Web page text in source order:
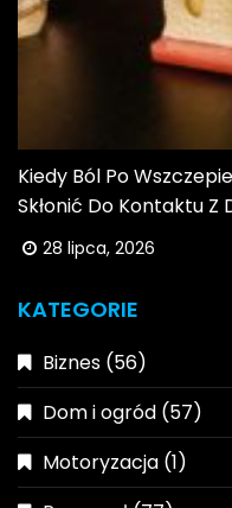
Kiedy Ból Po
Skłonić Do Kontaktu Z
28 lipca, 2026
KATEGORIE
Biznes (56)
Dom i ogród (57)
Motoryzacja (1)